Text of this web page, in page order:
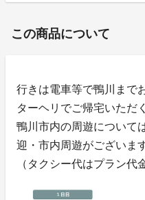
この商品について
行きは電車等で鴨川まで
ターヘリでご帰宅いただ
鴨川市内の周遊について
迎・市内周遊がございます
（タクシー代はプラン代